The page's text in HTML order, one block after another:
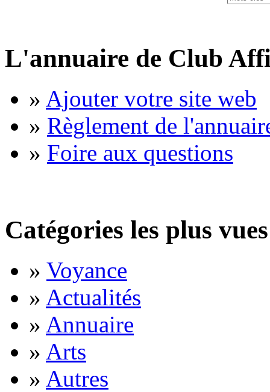
L'annuaire de Club
» Ajouter votre site web
» Règlement de
» Foire aux questions
Catégories les plus vues
» Voyance
» Actualités
» Annuaire
» Arts
» Autres